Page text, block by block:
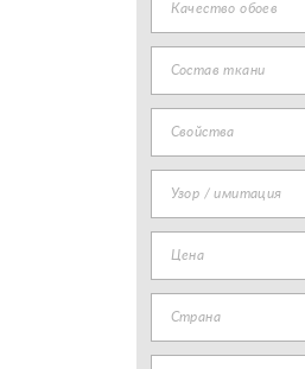
Качество обоев
Состав ткани
Свойства
Узор / имитация
Цена
Страна